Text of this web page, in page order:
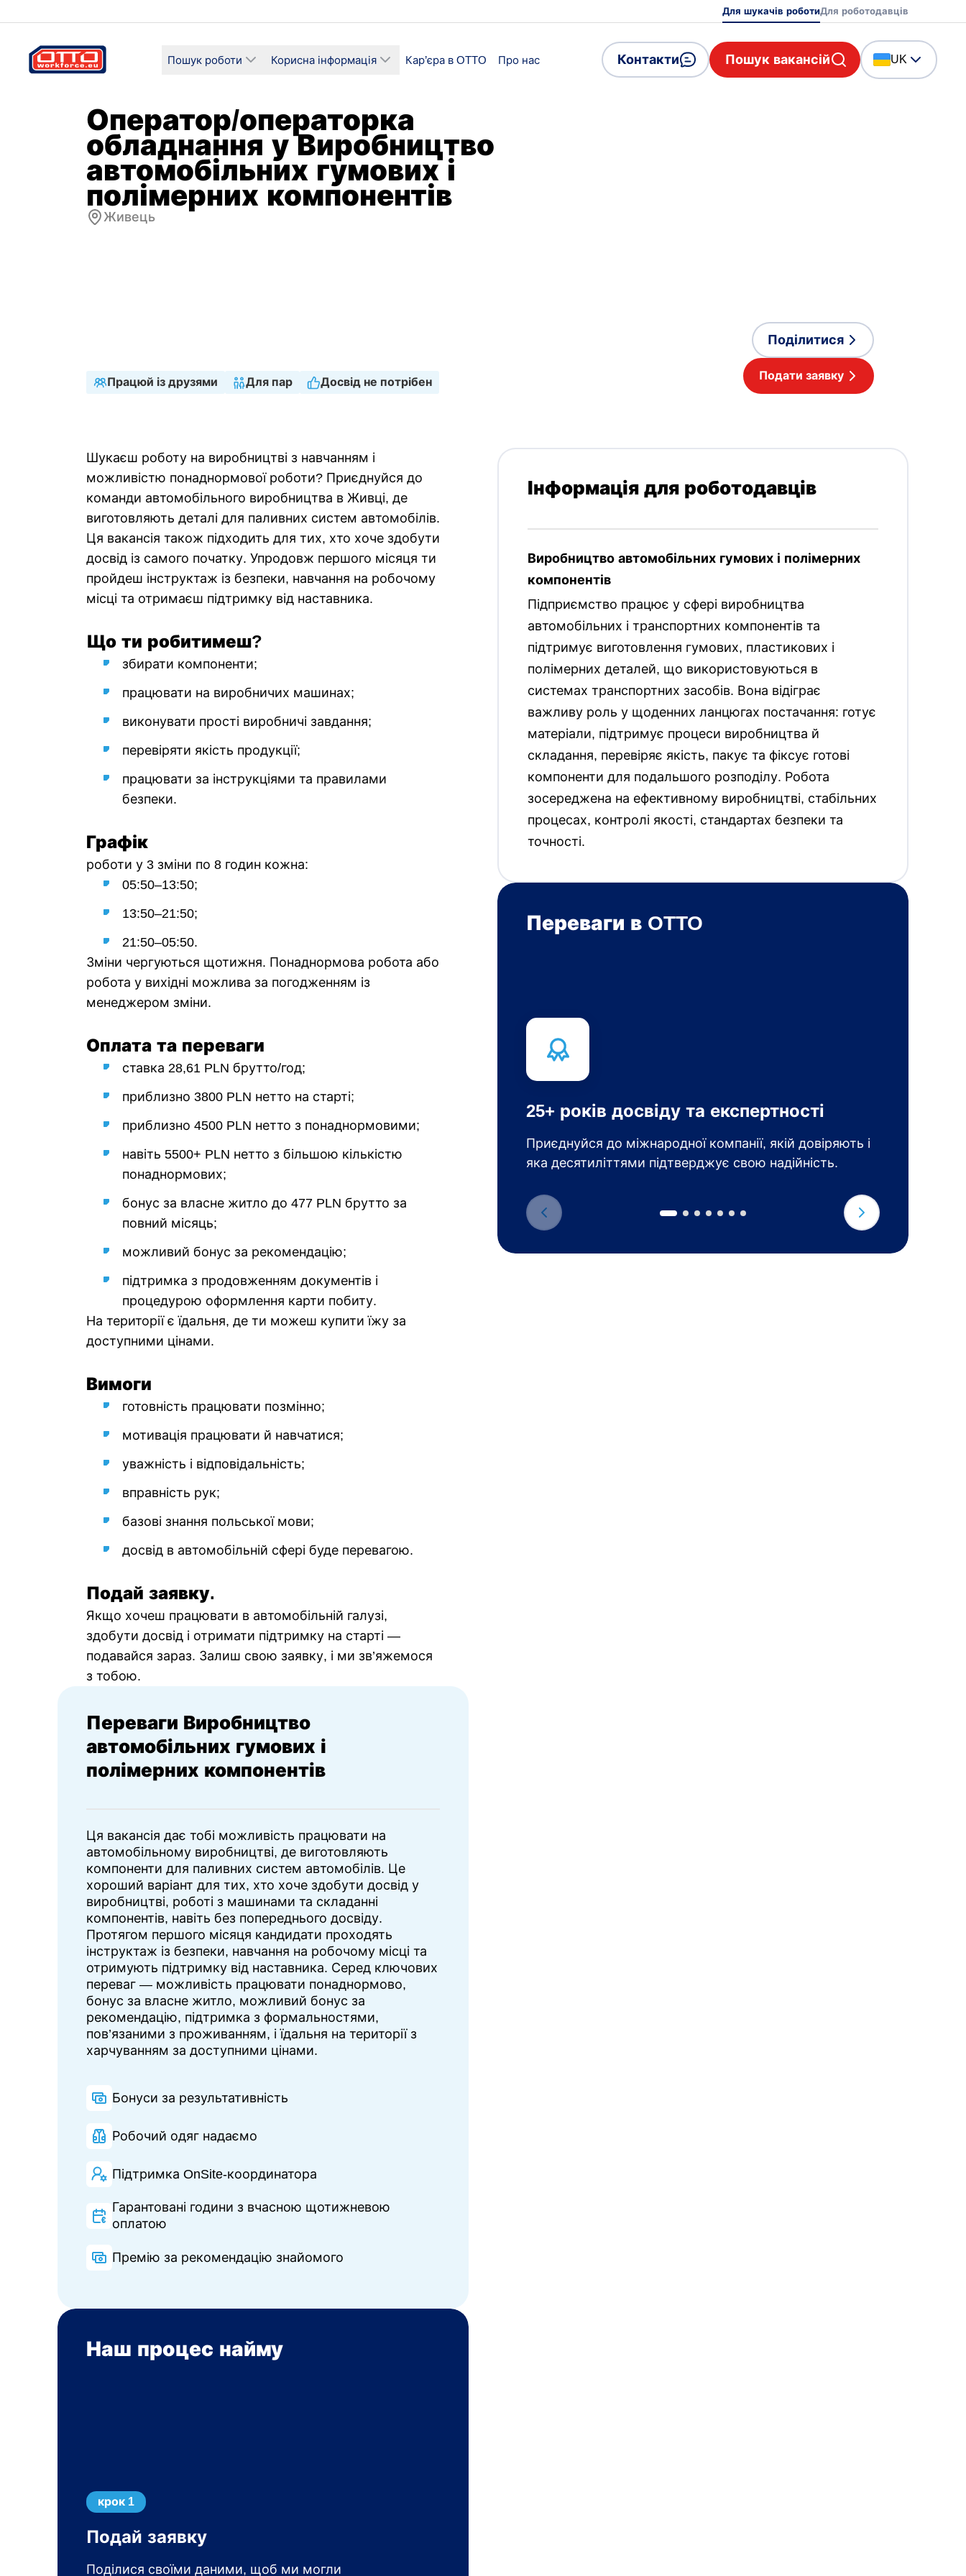
Для шукачів роботиДля роботодавців
Пошук роботи Корисна інформація Кар’єра в OTTO Про нас Контакти Пошук вакансій UK
Оператор/операторка
обладнання у Виробництво
автомобільних гумових і
полімерних компонентів
Живець
Працюй із друзями Для пар Досвід не потрібен
Поділитися
Подати заявку
Шукаєш роботу на виробництві з навчанням і
можливістю понаднормової роботи? Приєднуйся до
команди автомобільного виробництва в Живці, де
виготовляють деталі для паливних систем автомобілів.
Ця вакансія також підходить для тих, хто хоче здобути
досвід із самого початку. Упродовж першого місяця ти
пройдеш інструктаж із безпеки, навчання на робочому
місці та отримаєш підтримку від наставника.
Що ти робитимеш?
збирати компоненти;
працювати на виробничих машинах;
виконувати прості виробничі завдання;
перевіряти якість продукції;
працювати за інструкціями та правилами
безпеки.
Графік
роботи у 3 зміни по 8 годин кожна:
05:50–13:50;
13:50–21:50;
21:50–05:50.
Зміни чергуються щотижня. Понаднормова робота або
робота у вихідні можлива за погодженням із
менеджером зміни.
Оплата та переваги
ставка 28,61 PLN брутто/год;
приблизно 3800 PLN нетто на старті;
приблизно 4500 PLN нетто з понаднормовими;
навіть 5500+ PLN нетто з більшою кількістю
понаднормових;
бонус за власне житло до 477 PLN брутто за
повний місяць;
можливий бонус за рекомендацію;
підтримка з продовженням документів і
процедурою оформлення карти побиту.
На території є їдальня, де ти можеш купити їжу за
доступними цінами.
Вимоги
готовність працювати позмінно;
мотивація працювати й навчатися;
уважність і відповідальність;
вправність рук;
базові знання польської мови;
досвід в автомобільній сфері буде перевагою.
Подай заявку.
Якщо хочеш працювати в автомобільній галузі,
здобути досвід і отримати підтримку на старті —
подавайся зараз. Залиш свою заявку, і ми зв’яжемося
з тобою.
Переваги Виробництво
автомобільних гумових і
полімерних компонентів
Ця вакансія дає тобі можливість працювати на
автомобільному виробництві, де виготовляють
компоненти для паливних систем автомобілів. Це
хороший варіант для тих, хто хоче здобути досвід у
виробництві, роботі з машинами та складанні
компонентів, навіть без попереднього досвіду.
Протягом першого місяця кандидати проходять
інструктаж із безпеки, навчання на робочому місці та
отримують підтримку від наставника. Серед ключових
переваг — можливість працювати понаднормово,
бонус за власне житло, можливий бонус за
рекомендацію, підтримка з формальностями,
пов’язаними з проживанням, і їдальня на території з
харчуванням за доступними цінами.
Бонуси за результативність
Робочий одяг надаємо
Підтримка OnSite-координатора
Гарантовані години з вчасною щотижневою
оплатою
Премію за рекомендацію знайомого
Наш процес найму
крок 1
Подай заявку
Поділися своїми даними, щоб ми могли
Інформація для роботодавців
Виробництво автомобільних гумових і полімерних
компонентів
Підприємство працює у сфері виробництва
автомобільних і транспортних компонентів та
підтримує виготовлення гумових, пластикових і
полімерних деталей, що використовуються в
системах транспортних засобів. Вона відіграє
важливу роль у щоденних ланцюгах постачання: готує
матеріали, підтримує процеси виробництва й
складання, перевіряє якість, пакує та фіксує готові
компоненти для подальшого розподілу. Робота
зосереджена на ефективному виробництві, стабільних
процесах, контролі якості, стандартах безпеки та
точності.
Переваги в OTTO
25+ років досвіду та експертності
Приєднуйся до міжнародної компанії, якій довіряють і
яка десятиліттями підтверджує свою надійність.